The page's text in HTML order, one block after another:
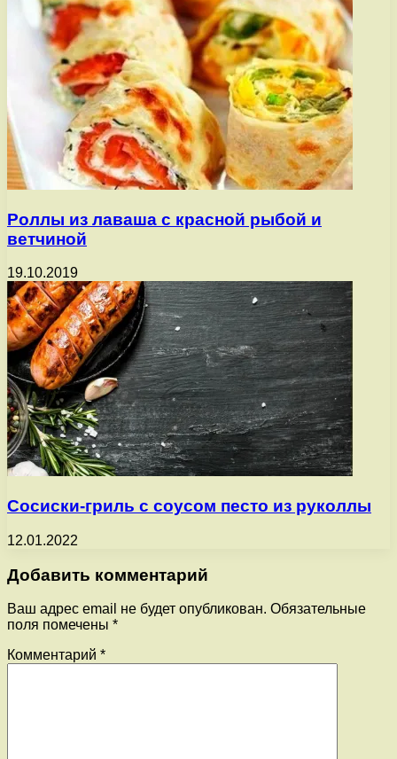
Роллы из лаваша с красной рыбой и
ветчиной
19.10.2019
Сосиски-гриль с соусом песто из руколлы
12.01.2022
Добавить комментарий
Ваш адрес email не будет опубликован. Обязательные
поля помечены *
Комментарий *